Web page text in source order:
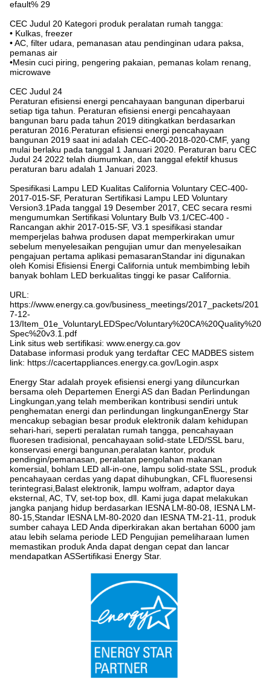
efault% 29
CEC Judul 20 Kategori produk peralatan rumah tangga:
• Kulkas, freezer
• AC, filter udara, pemanasan atau pendinginan udara paksa,
pemanas air
•Mesin cuci piring, pengering pakaian, pemanas kolam renang,
microwave
CEC Judul 24
Peraturan efisiensi energi pencahayaan bangunan diperbarui
setiap tiga tahun. Peraturan efisiensi energi pencahayaan
bangunan baru pada tahun 2019 ditingkatkan berdasarkan
peraturan 2016.Peraturan efisiensi energi pencahayaan
bangunan 2019 saat ini adalah CEC-400-2018-020-CMF, yang
mulai berlaku pada tanggal 1 Januari 2020. Peraturan baru CEC
Judul 24 2022 telah diumumkan, dan tanggal efektif khusus
peraturan baru adalah 1 Januari 2023.
Spesifikasi Lampu LED Kualitas California Voluntary CEC-400-
2017-015-SF, Peraturan Sertifikasi Lampu LED Voluntary
Version3.1Pada tanggal 19 Desember 2017, CEC secara resmi
mengumumkan Sertifikasi Voluntary Bulb V3.1/CEC-400 -
Rancangan akhir 2017-015-SF, V3.1 spesifikasi standar
memperjelas bahwa produsen dapat memperkirakan umur
sebelum menyelesaikan pengujian umur dan menyelesaikan
pengajuan pertama aplikasi pemasaranStandar ini digunakan
oleh Komisi Efisiensi Energi California untuk membimbing lebih
banyak bohlam LED berkualitas tinggi ke pasar California.
URL:
https://www.energy.ca.gov/business_meetings/2017_packets/201
7-12-
13/Item_01e_VoluntaryLEDSpec/Voluntary%20CA%20Quality%20
Spec%20v3.1.pdf
Link situs web sertifikasi: www.energy.ca.gov
Database informasi produk yang terdaftar CEC MADBES sistem
link: https://cacertappliances.energy.ca.gov/Login.aspx
Energy Star adalah proyek efisiensi energi yang diluncurkan
bersama oleh Departemen Energi AS dan Badan Perlindungan
Lingkungan,yang telah memberikan kontribusi sendiri untuk
penghematan energi dan perlindungan lingkunganEnergy Star
mencakup sebagian besar produk elektronik dalam kehidupan
sehari-hari, seperti peralatan rumah tangga, pencahayaan
fluoresen tradisional, pencahayaan solid-state LED/SSL baru,
konservasi energi bangunan,peralatan kantor, produk
pendingin/pemanasan, peralatan pengolahan makanan
komersial, bohlam LED all-in-one, lampu solid-state SSL, produk
pencahayaan cerdas yang dapat dihubungkan, CFL fluoresensi
terintegrasi,Balast elektronik, lampu wolfram, adaptor daya
eksternal, AC, TV, set-top box, dll. Kami juga dapat melakukan
jangka panjang hidup berdasarkan IESNA LM-80-08, IESNA LM-
80-15,Standar IESNA LM-80-2020 dan IESNA TM-21-11, produk
sumber cahaya LED Anda diperkirakan akan bertahan 6000 jam
atau lebih selama periode LED Pengujian pemeliharaan lumen
memastikan produk Anda dapat dengan cepat dan lancar
mendapatkan ASSertifikasi Energy Star.